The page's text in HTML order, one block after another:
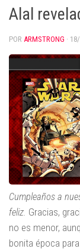
Alal
POR ARMSTRONG ·
Cumpleaños a
feliz. Gracias,
no es menor,
bonita época